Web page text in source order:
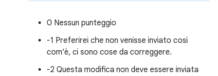
0 Nessun punteggio
-1 Preferirei che non venisse inviato così
com'è, ci sono cose da correggere.
-2 Questa modifica non deve essere inviata